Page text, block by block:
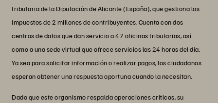
tributaria de la Diputación de Alicante (España), que gestiona los
impuestos de 2 millones de contribuyentes. Cuenta con dos
centros de datos que dan servicio a 47 oficinas tributarias, así
como a una sede virtual que ofrece servicios las 24 horas del día.
Ya sea para solicitar información o realizar pagos, los ciudadanos
esperan obtener una respuesta oportuna cuando la necesitan.
Dado que este organismo respalda operaciones críticas, su